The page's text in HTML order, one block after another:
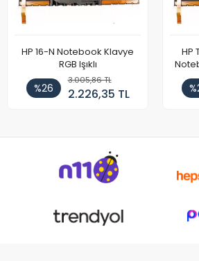
HP 16-N Notebook Klavye
RGB Işıklı
%26
3.005,86 TL
2.226,35 TL
HP